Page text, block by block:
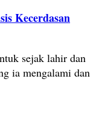
Kecerdasan
sejak lahir dan
ia mengalami dan